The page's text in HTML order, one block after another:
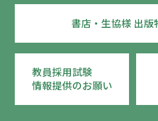
書店・生協様 出版
教員採用試験
情報提供のお願い